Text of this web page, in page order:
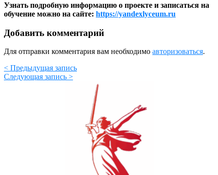
Узнать подробную информацию о проекте и записаться на
обучение можно на сайте: https://yandexlyceum.ru
Добавить комментарий
Для отправки комментария вам необходимо авторизоваться.
< Предыдущая запись
Следующая запись >